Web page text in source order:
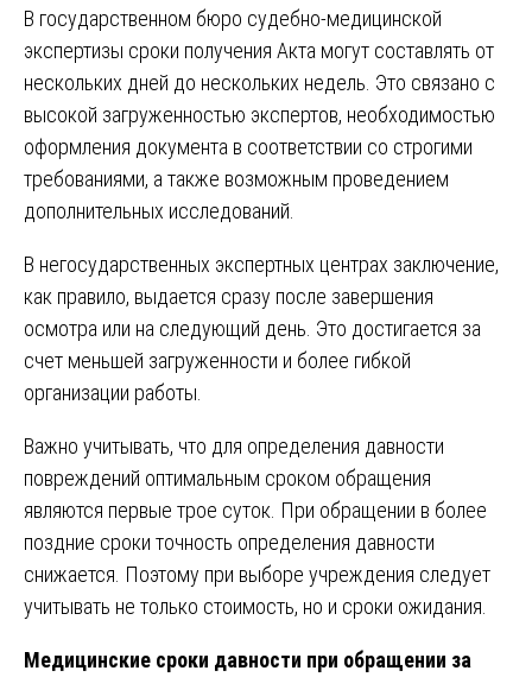
В государственном бюро судебно-медицинской
экспертизы сроки получения Акта могут составлять от
нескольких дней до нескольких недель. Это связано с
высокой загруженностью экспертов, необходимостью
оформления документа в соответствии со строгими
требованиями, а также возможным проведением
дополнительных исследований.
В негосударственных экспертных центрах заключение,
как правило, выдается сразу после завершения
осмотра или на следующий день. Это достигается за
счет меньшей загруженности и более гибкой
организации работы.
Важно учитывать, что для определения давности
повреждений оптимальным сроком обращения
являются первые трое суток. При обращении в более
поздние сроки точность определения давности
снижается. Поэтому при выборе учреждения следует
учитывать не только стоимость, но и сроки ожидания.
Медицинские сроки давности при обращении за